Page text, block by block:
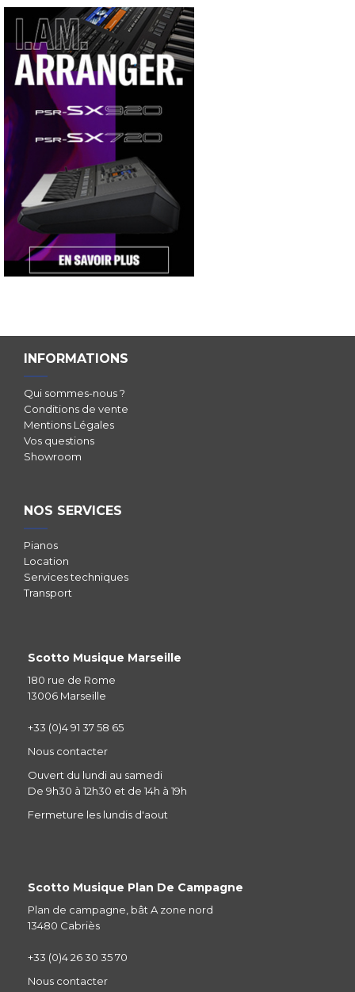
INFORMATIONS
Qui sommes-nous ?
Conditions de vente
Mentions Légales
Vos questions
Showroom
NOS SERVICES
Pianos
Location
Services techniques
Transport
Scotto Musique Marseille
180 rue de Rome
13006 Marseille
+33 (0)4 91 37 58 65
Nous contacter
Ouvert du lundi au samedi
De 9h30 à 12h30 et de 14h à 19h
Fermeture les lundis d'aout
Scotto Musique Plan De Campagne
Plan de campagne, bât A zone nord
13480 Cabriès
+33 (0)4 26 30 35 70
Nous contacter